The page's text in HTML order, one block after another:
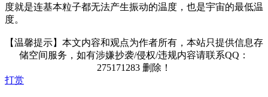
度就是连基本粒子都无法产生振动的温度，也是宇宙的最低温
度。
【温馨提示】本文内容和观点为作者所有，本站只提供信息存
储空间服务，如有涉嫌抄袭/侵权/违规内容请联系QQ：
275171283 删除！
打赏